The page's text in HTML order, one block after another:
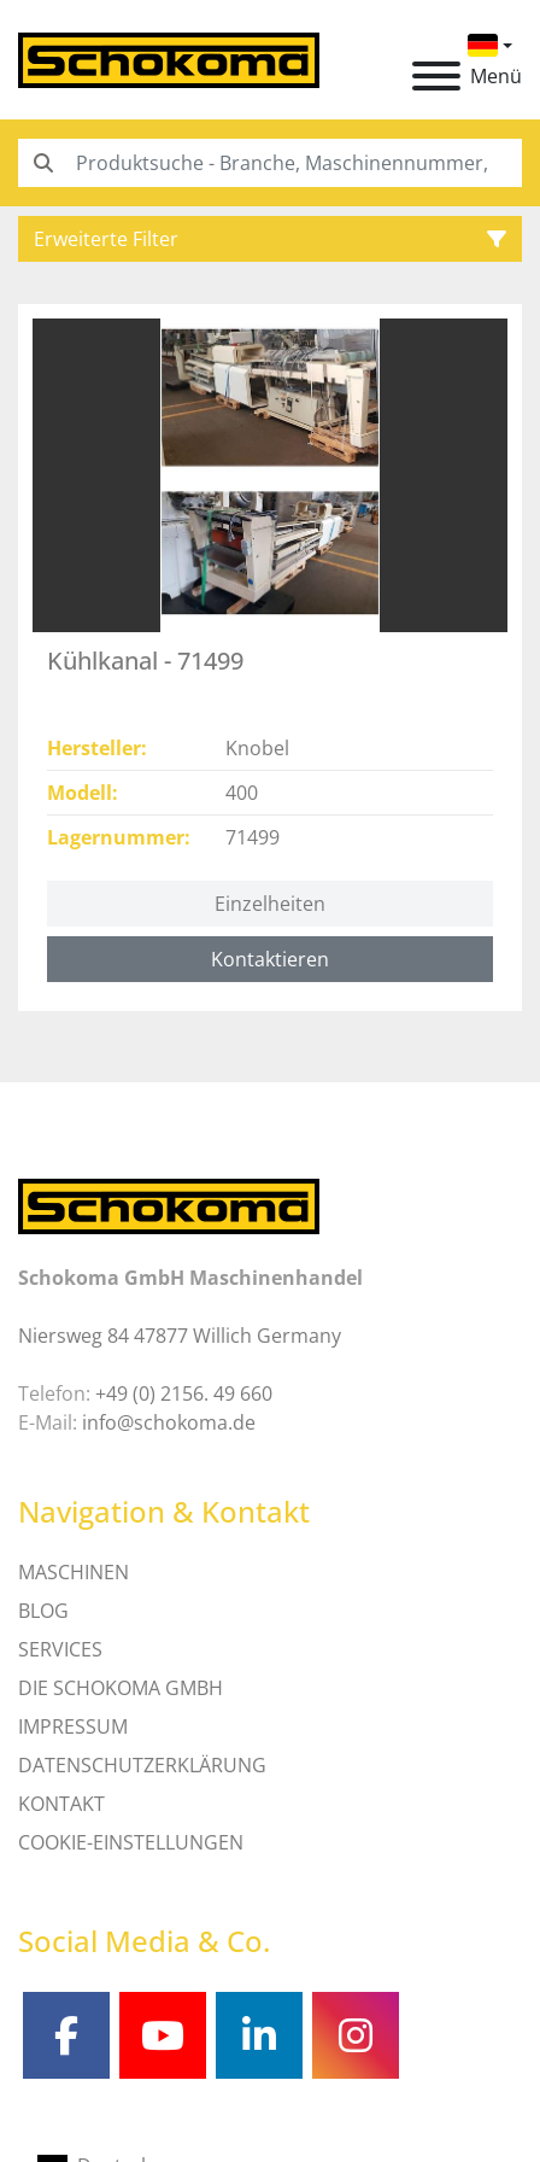
Menü
Erweiterte Filter
Kühlkanal - 71499
Hersteller
Knobel
Modell
400
Lagernummer
71499
Einzelheiten
Kontaktieren
Schokoma GmbH Maschinenhandel
Niersweg 84 47877 Willich Germany
Telefon: +49 (0) 2156. 49 660
E-Mail: info@schokoma.de
Navigation & Kontakt
MASCHINEN
BLOG
SERVICES
DIE SCHOKOMA GMBH
IMPRESSUM
DATENSCHUTZERKLÄRUNG
KONTAKT
COOKIE-EINSTELLUNGEN
Social Media & Co.
facebookyoutubelinkedininstagram